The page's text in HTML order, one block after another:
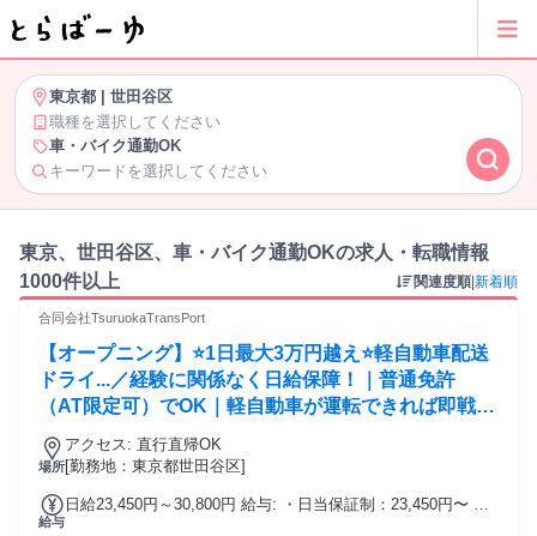
東京都
世田谷区
職種を選択してください
車・バイク通勤OK
キーワードを選択してください
東京、世田谷区、車・バイク通勤OKの求人・転職情報
1000件以上
関連度順 新着順
合同会社TsuruokaTransPort
【オープニング】⭐️1日最大3万円越え⭐️軽自動車配送
ドライ...／経験に関係なく日給保障！｜普通免許
（AT限定可）でOK｜軽自動車が運転できれば即戦力
◎
場所
アクセス: 直行直帰OK
[勤務地：東京都世田谷区]
給与
日給23,450円～30,800円 給与: ・日当保証制：23,450円〜 ・